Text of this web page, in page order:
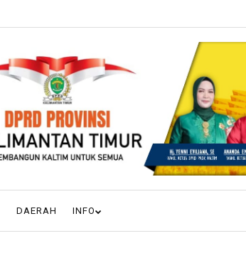
DAERAH INFO